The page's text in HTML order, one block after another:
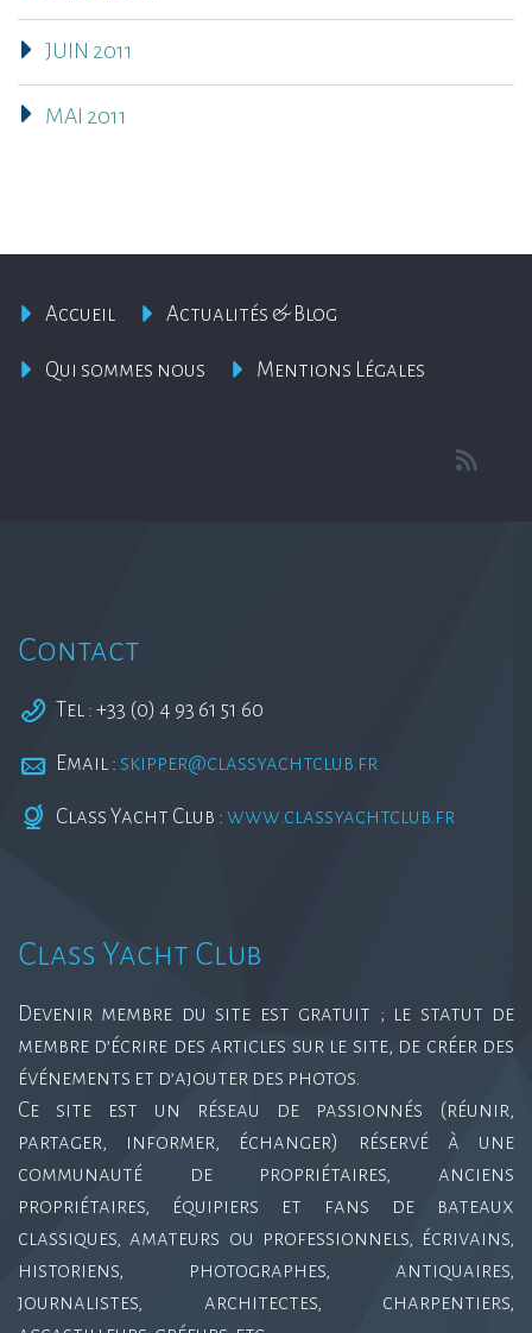
JUIN 2011
MAI 2011
Accueil Actualités & Blog
Qui sommes nous Mentions Légales
Contact
Tel : +33 (0) 4 93 61 51 60
Email : skipper@classyachtclub.fr
Class Yacht Club : www.classyachtclub.fr
Class Yacht Club
Devenir membre du site est gratuit ; le statut de
membre d’écrire des articles sur le site, de créer des
événements et d’ajouter des photos.
Ce site est un réseau de passionnés (réunir,
partager, informer, échanger) réservé à une
communauté de propriétaires, anciens
propriétaires, équipiers et fans de bateaux
classiques, amateurs ou professionnels, écrivains,
historiens, photographes, antiquaires,
journalistes, architectes, charpentiers,